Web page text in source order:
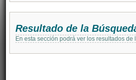
Resultado de la
En esta sección podrá ver los resultados